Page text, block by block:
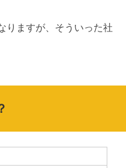
りますが、そういった社